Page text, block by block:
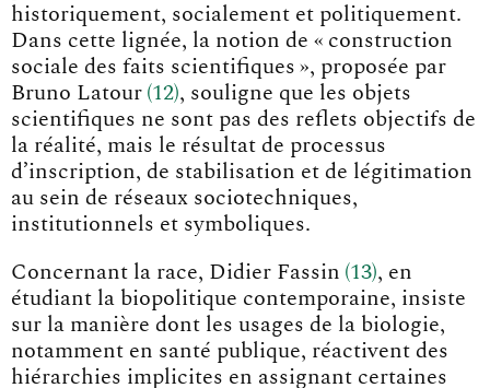
historiquement, socialement et politiquement.
Dans cette lignée, la notion de « construction
sociale des faits scientifiques », proposée par
Bruno Latour 12 , souligne que les objets
scientifiques ne sont pas des reflets objectifs de
la réalité, mais le résultat de processus
d’inscription, de stabilisation et de légitimation
au sein de réseaux sociotechniques,
institutionnels et symboliques.
Concernant la race, Didier Fassin 13 , en
étudiant la biopolitique contemporaine, insiste
sur la manière dont les usages de la biologie,
notamment en santé publique, réactivent des
hiérarchies implicites en assignant certaines